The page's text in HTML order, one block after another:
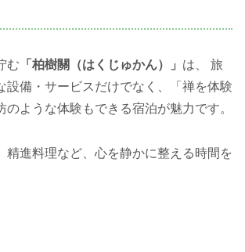
む 「柏樹關（はくじゅかん）」 は、 旅
設備・サービスだけでなく、「禅を体験
のような体験もできる宿泊が魅力です。
精進料理など、心を静かに整える時間を